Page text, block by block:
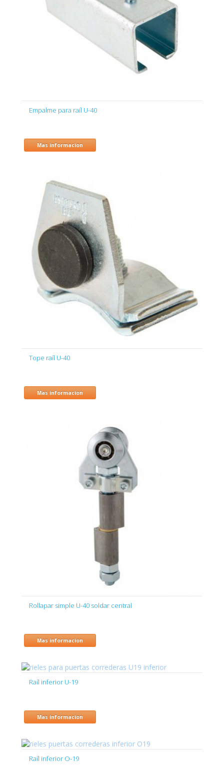
Empalme para raíl U-40
Mas informacion
Tope raíl U-40
Mas informacion
Rollapar simple U-40 soldar central
Mas informacion
Raíl inferior U-19
Mas informacion
Raíl inferior O-19